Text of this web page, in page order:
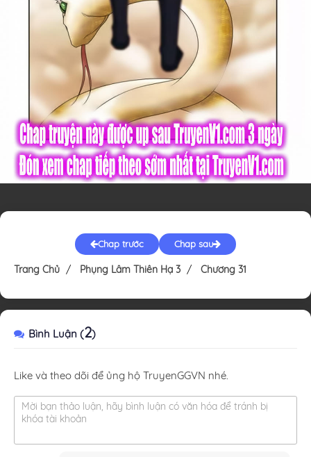
Chap trước Chap sau
Trang Chủ Phụng Lâm Thiên Hạ 3 Chương 31
Bình Luận (2)
Like và theo dõi để ủng hộ TruyenGGVN nhé.
Mời bạn thảo luận, hãy bình luận có văn hóa để tránh bị
khóa tài khoản